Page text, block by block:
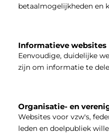
betaalmogelijkheden en
Informatieve websites
Eenvoudige, duidelijke
zijn om informatie te
Organisatie- en
Websites voor vzw's,
leden en doelpubliek